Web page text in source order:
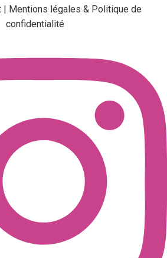
| Mentions légales & Politique de
confidentialité